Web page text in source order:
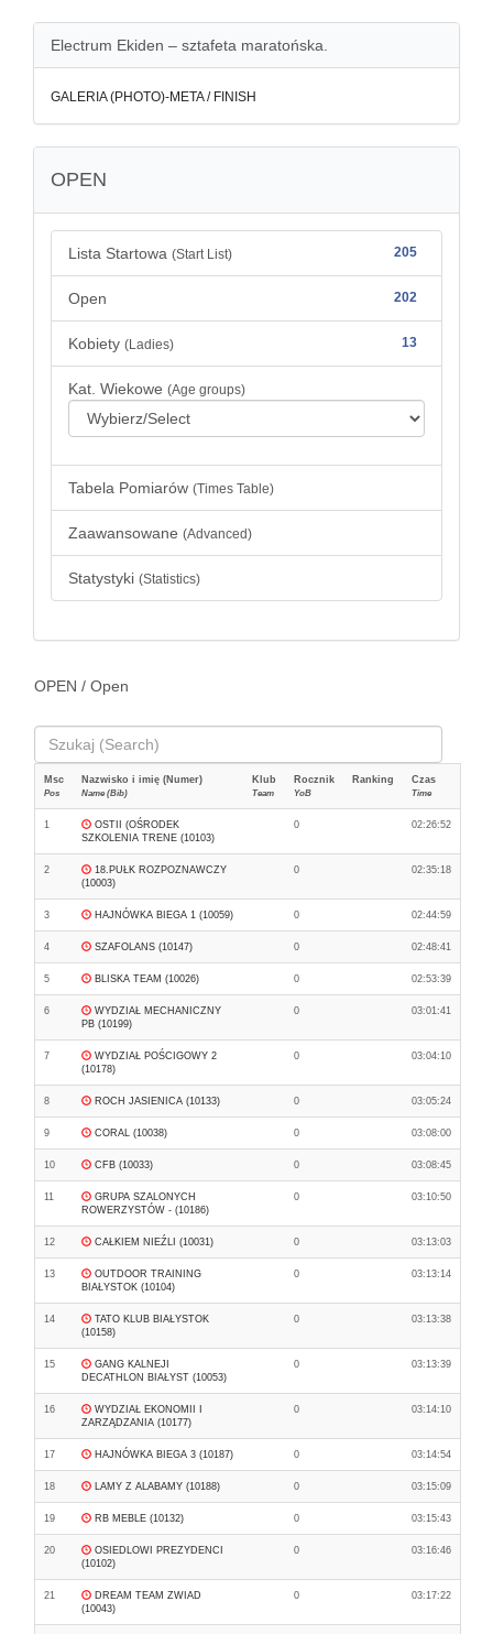
Electrum Ekiden – sztafeta maratońska.
GALERIA (PHOTO)-META / FINISH
OPEN
Lista Startowa (Start List) 205
Open 202
Kobiety (Ladies) 13
Kat. Wiekowe (Age groups)
Tabela Pomiarów (Times Table)
Zaawansowane (Advanced)
Statystyki (Statistics)
OPEN / Open
Msc
Pos
Nazwisko i imię (Numer)
Name (Bib)
Klub
Team
Rocznik
YoB
Ranking Czas
Time
1
OSTII (OŚRODEK
SZKOLENIA TRENE (10103)
0 02:26:52
2
18.PUŁK ROZPOZNAWCZY
(10003)
0 02:35:18
3 HAJNÓWKA BIEGA 1 (10059) 0 02:44:59
4 SZAFOLANS (10147) 0 02:48:41
5 BLISKA TEAM (10026) 0 02:53:39
6
WYDZIAŁ MECHANICZNY
PB (10199)
0 03:01:41
7
WYDZIAŁ POŚCIGOWY 2
(10178)
0 03:04:10
8 ROCH JASIENICA (10133) 0 03:05:24
9 CORAL (10038) 0 03:08:00
10 CFB (10033) 0 03:08:45
11
GRUPA SZALONYCH
ROWERZYSTÓW - (10186)
0 03:10:50
12 CAŁKIEM NIEŹLI (10031) 0 03:13:03
13
OUTDOOR TRAINING
BIAŁYSTOK (10104)
0 03:13:14
14
TATO KLUB BIAŁYSTOK
(10158)
0 03:13:38
15
GANG KALNEJI
DECATHLON BIAŁYST (10053)
0 03:13:39
16
WYDZIAŁ EKONOMII I
ZARZĄDZANIA (10177)
0 03:14:10
17 HAJNÓWKA BIEGA 3 (10187) 0 03:14:54
18 LAMY Z ALABAMY (10188) 0 03:15:09
19 RB MEBLE (10132) 0 03:15:43
20
OSIEDLOWI PREZYDENCI
(10102)
0 03:16:46
21
DREAM TEAM ZWIAD
(10043)
0 03:17:22